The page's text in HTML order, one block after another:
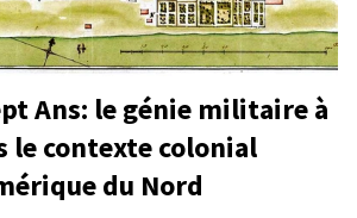
Ans: le génie militaire à
contexte colonial
du Nord